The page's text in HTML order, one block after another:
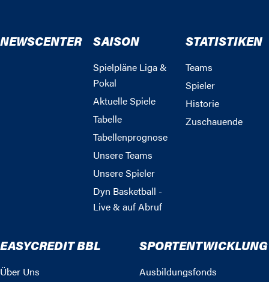
NEWSCENTER SAISON
Spielpläne Liga &
Pokal
Aktuelle Spiele
Tabelle
Tabellenprognose
Unsere Teams
Unsere Spieler
Dyn Basketball -
Live & auf Abruf
STATISTIKEN
Teams
Spieler
Historie
Zuschauende
EASYCREDIT BBL
Über Uns
SPORTENTWICKLUNG
Ausbildungsfonds